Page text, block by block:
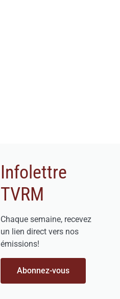
Infolettre
TVRM
Chaque semaine, recevez
un lien direct vers nos
émissions!
Abonnez-vous